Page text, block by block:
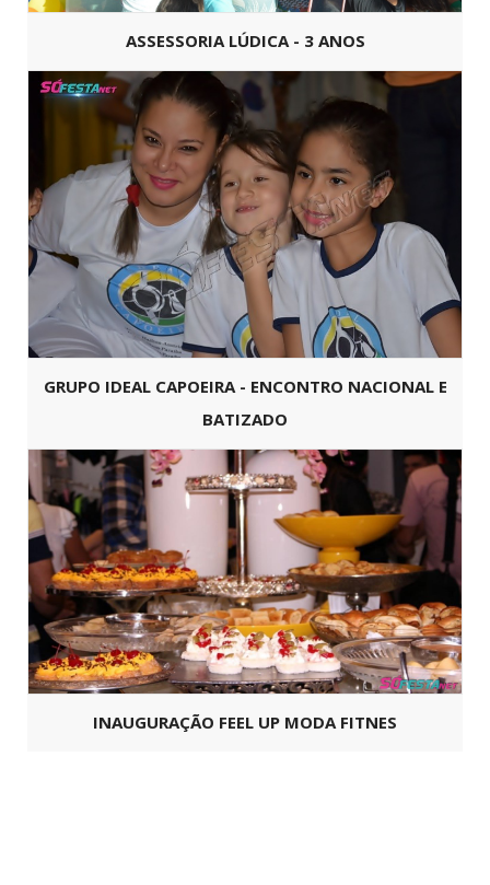
ASSESSORIA LÚDICA - 3 ANOS
GRUPO IDEAL CAPOEIRA - ENCONTRO NACIONAL E
BATIZADO
INAUGURAÇÃO FEEL UP MODA FITNES